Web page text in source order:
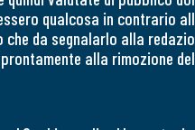
qualcosa in contrario
che da segnalarlo alla
alla rimozione